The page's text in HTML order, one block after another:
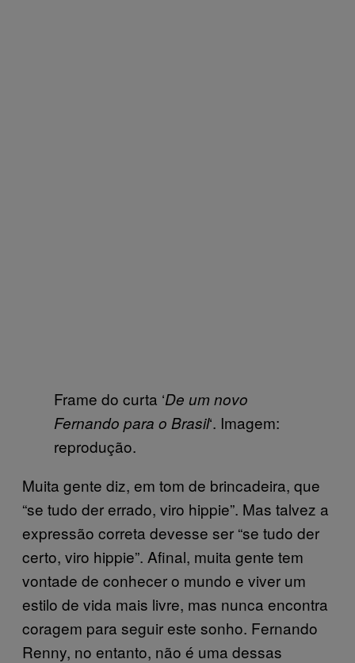
Frame do curta ‘De um novo
Fernando para o Brasil‘. Imagem:
reprodução.
Muita gente diz, em tom de brincadeira, que
“se tudo der errado, viro hippie”. Mas talvez a
expressão correta devesse ser “se tudo der
certo, viro hippie”. Afinal, muita gente tem
vontade de conhecer o mundo e viver um
estilo de vida mais livre, mas nunca encontra
coragem para seguir este sonho. Fernando
Renny, no entanto, não é uma dessas